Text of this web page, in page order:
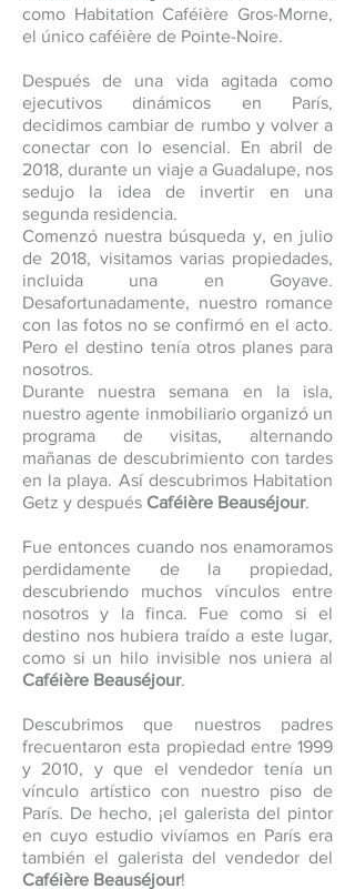
como Habitation Caféière Gros-Morne,
el único caféière de Pointe-Noire.
Después de una vida agitada como
ejecutivos dinámicos en París,
decidimos cambiar de rumbo y volver a
conectar con lo esencial. En abril de
2018, durante un viaje a Guadalupe, nos
sedujo la idea de invertir en una
segunda residencia.
Comenzó nuestra búsqueda y, en julio
de 2018, visitamos varias propiedades,
incluida una en Goyave.
Desafortunadamente, nuestro romance
con las fotos no se confirmó en el acto.
Pero el destino tenía otros planes para
nosotros.
Durante nuestra semana en la isla,
nuestro agente inmobiliario organizó un
programa de visitas, alternando
mañanas de descubrimiento con tardes
en la playa. Así descubrimos Habitation
Getz y después Caféière Beauséjour.
Fue entonces cuando nos enamoramos
perdidamente de la propiedad,
descubriendo muchos vínculos entre
nosotros y la finca. Fue como si el
destino nos hubiera traído a este lugar,
como si un hilo invisible nos uniera al
Caféière Beauséjour.
Descubrimos que nuestros padres
frecuentaron esta propiedad entre 1999
y 2010, y que el vendedor tenía un
vínculo artístico con nuestro piso de
París. De hecho, ¡el galerista del pintor
en cuyo estudio vivíamos en París era
también el galerista del vendedor del
Caféière Beauséjour!